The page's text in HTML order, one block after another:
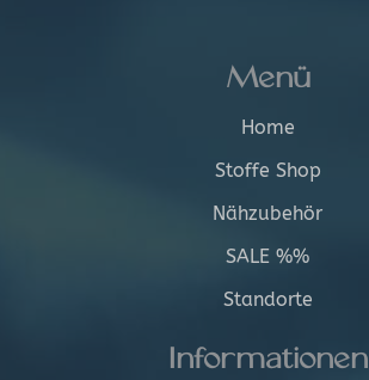
Menü
Home
Stoffe Shop
Nähzubehör
SALE %%
Standorte
Informationen